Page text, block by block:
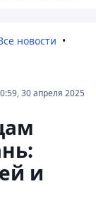
новости
30 апреля 2025
и